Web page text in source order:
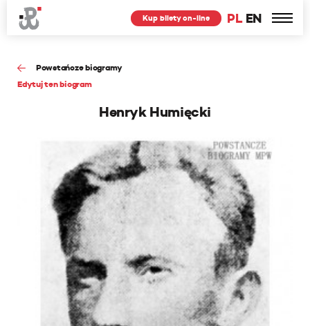
PL EN
Kup bilety on-line
Powstańcze biogramy
Edytuj ten biogram
Henryk Humięcki